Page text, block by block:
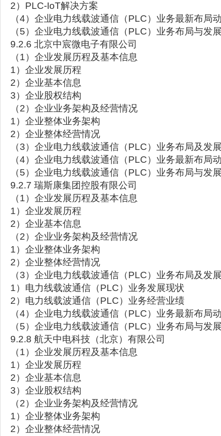
2）PLC-IoT解决方案
（4）企业电力线载波通信（PLC）业务最新布局
（5）企业电力线载波通信（PLC）业务布局与发
9.2.6 北京中宸微电子有限公司
（1）企业发展历程及基本信息
1）企业发展历程
2）企业基本信息
3）企业股权结构
（2）企业业务架构及经营情况
1）企业整体业务架构
2）企业整体经营情况
（3）企业电力线载波通信（PLC）业务布局及发
（4）企业电力线载波通信（PLC）业务最新布局
（5）企业电力线载波通信（PLC）业务布局与发
9.2.7 瑞斯康集团控股有限公司
（1）企业发展历程及基本信息
1）企业发展历程
2）企业基本信息
（2）企业业务架构及经营情况
1）企业整体业务架构
2）企业整体经营情况
（3）企业电力线载波通信（PLC）业务布局及发
1）电力线载波通信（PLC）业务发展现状
2）电力线载波通信（PLC）业务经营业绩
（4）企业电力线载波通信（PLC）业务最新布局
（5）企业电力线载波通信（PLC）业务布局与发
9.2.8 航天中电科技（北京）有限公司
（1）企业发展历程及基本信息
1）企业发展历程
2）企业基本信息
3）企业股权结构
（2）企业业务架构及经营情况
1）企业整体业务架构
2）企业整体经营情况